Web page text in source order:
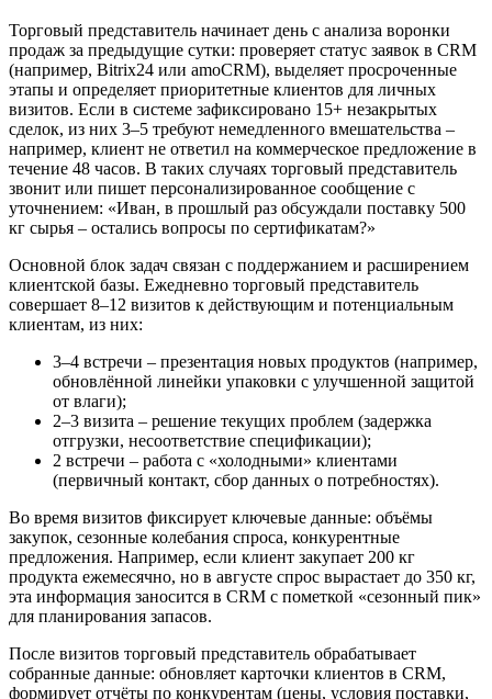
Торговый представитель начинает день с анализа воронки
продаж за предыдущие сутки: проверяет статус заявок в CRM
(например, Bitrix24 или amoCRM), выделяет просроченные
этапы и определяет приоритетные клиентов для личных
визитов. Если в системе зафиксировано 15+ незакрытых
сделок, из них 3–5 требуют немедленного вмешательства –
например, клиент не ответил на коммерческое предложение в
течение 48 часов. В таких случаях торговый представитель
звонит или пишет персонализированное сообщение с
уточнением: «Иван, в прошлый раз обсуждали поставку 500
кг сырья – остались вопросы по сертификатам?»
Основной блок задач связан с поддержанием и расширением
клиентской базы. Ежедневно торговый представитель
совершает 8–12 визитов к действующим и потенциальным
клиентам, из них:
3–4 встречи – презентация новых продуктов (например,
обновлённой линейки упаковки с улучшенной защитой
от влаги);
2–3 визита – решение текущих проблем (задержка
отгрузки, несоответствие спецификации);
2 встречи – работа с «холодными» клиентами
(первичный контакт, сбор данных о потребностях).
Во время визитов фиксирует ключевые данные: объёмы
закупок, сезонные колебания спроса, конкурентные
предложения. Например, если клиент закупает 200 кг
продукта ежемесячно, но в августе спрос вырастает до 350 кг,
эта информация заносится в CRM с пометкой «сезонный пик»
для планирования запасов.
После визитов торговый представитель обрабатывает
собранные данные: обновляет карточки клиентов в CRM,
формирует отчёты по конкурентам (цены, условия поставки,